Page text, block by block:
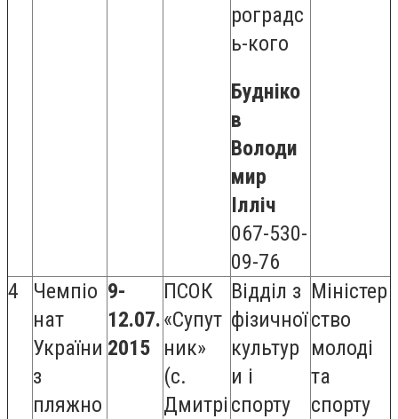
роградс
ь-кого
Будніко
в
Володи
мир
Ілліч
067-530-
09-76
4
Чемпіо
нат
України
з
пляжно
9-
12.07.
2015
ПСОК
«Супут
ник»
(с.
Дмитрі
Відділ з
фізичної
культур
и і
спорту
Міністер
ство
молоді
та
спорту